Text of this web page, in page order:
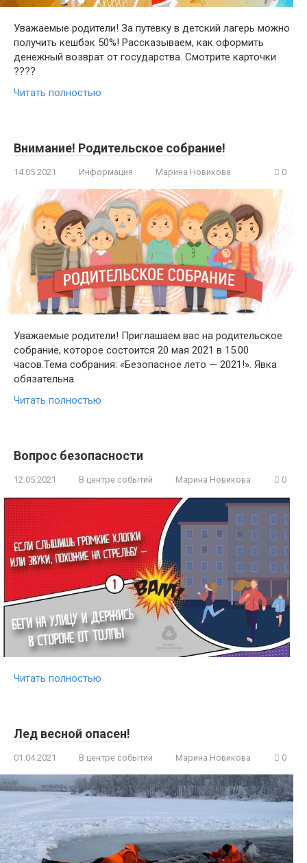
Уважаемые родители! За путевку в детский лагерь можно
получить кешбэк 50%! Рассказываем, как оформить
денежный возврат от государства. Смотрите карточки
????
Читать полностью
Внимание! Родительское собрание!
14.05.2021 Информация Марина Новикова 0
Уважаемые родители! Приглашаем вас на родительское
собрание, которое состоится 20 мая 2021 в 15.00
часов.Тема собрания: «Безопасное лето — 2021!». Явка
обязательна.
Читать полностью
Вопрос безопасности
12.05.2021 В центре событий Марина Новикова 0
Читать полностью
Лед весной опасен!
01.04.2021 В центре событий Марина Новикова 0